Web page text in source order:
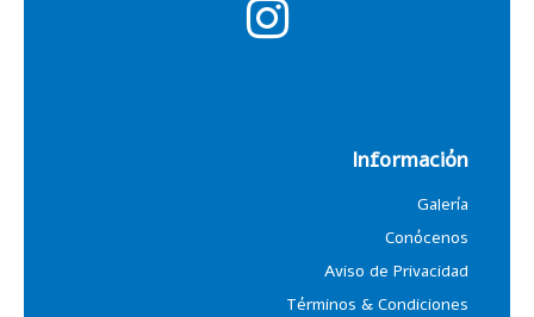
Información
Galería
Conócenos
Aviso de Privacidad
Términos & Condiciones